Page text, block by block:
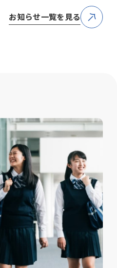
お知らせ一覧を見る